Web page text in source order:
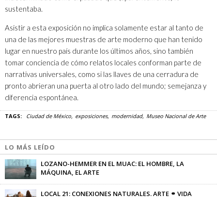
sustentaba.
Asistir a esta exposición no implica solamente estar al tanto de
una de las mejores muestras de arte moderno que han tenido
lugar en nuestro país durante los últimos años, sino también
tomar conciencia de cómo relatos locales conforman parte de
narrativas universales, como si las llaves de una cerradura de
pronto abrieran una puerta al otro lado del mundo; semejanza y
diferencia espontánea.
TAGS: Ciudad de México exposiciones modernidad Museo Nacional de Arte
LO MÁS LEÍDO
LOZANO-HEMMER EN EL MUAC: EL HOMBRE, LA
MÁQUINA, EL ARTE
LOCAL 21: CONEXIONES NATURALES. ARTE ⚭ VIDA